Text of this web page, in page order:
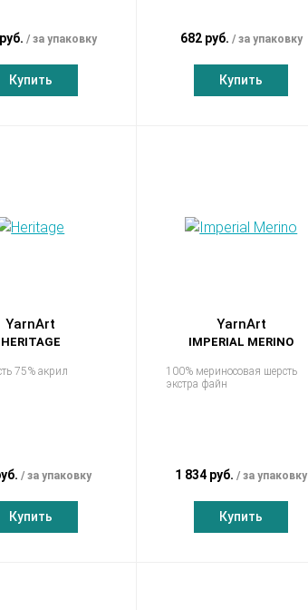
за упаковку
Купить
682 руб. за упаковку
Купить
YarnArt
HERITAGE
75% акрил
за упаковку
Купить
YarnArt
IMPERIAL MERINO
100% мериносовая шерсть
экстра файн
1 834 руб. за упаковку
Купить